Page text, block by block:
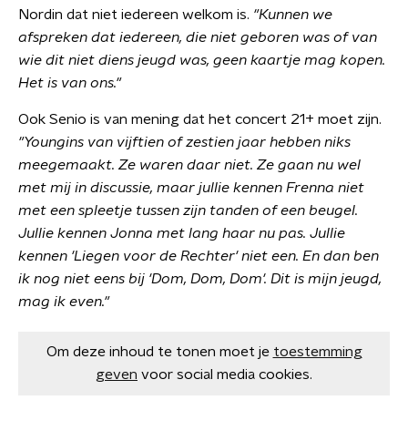
Nordin dat niet iedereen welkom is. "Kunnen we
afspreken dat iedereen, die niet geboren was of van
wie dit niet diens jeugd was, geen kaartje mag kopen.
Het is van ons."
Ook Senio is van mening dat het concert 21+ moet zijn.
"Youngins van vijftien of zestien jaar hebben niks
meegemaakt. Ze waren daar niet. Ze gaan nu wel
met mij in discussie, maar jullie kennen Frenna niet
met een spleetje tussen zijn tanden of een beugel.
Jullie kennen Jonna met lang haar nu pas. Jullie
kennen 'Liegen voor de Rechter' niet een. En dan ben
ik nog niet eens bij 'Dom, Dom, Dom'. Dit is mijn jeugd,
mag ik even."
Om deze inhoud te tonen moet je toestemming
geven voor social media cookies.